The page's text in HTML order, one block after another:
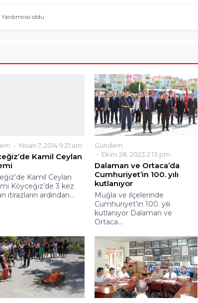
oldu
Nisan 7, 2014 9:21 am
Kamil Ceylan
Kamil Ceylan
Köyceğiz’de 3 kez
itirazların ardından...
Gündem
Ekim 28, 2023 2:13 pm
Dalaman ve Ortaca’da
Cumhuriyet’in 100. yılı
kutlanıyor
Muğla ve ilçelerinde
Cumhuriyet’in 100. yılı
kutlanıyor Dalaman ve
Ortaca...